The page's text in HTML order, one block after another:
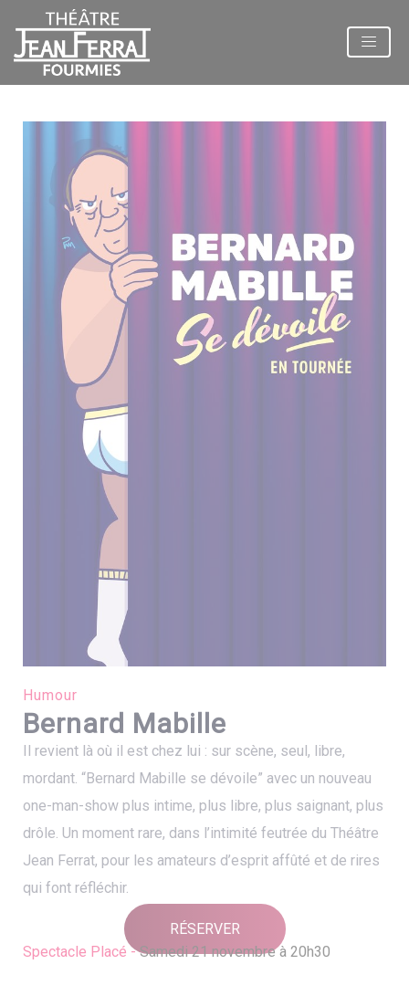
Humour
Bernard Mabille
Il revient là où il est chez lui : sur scène, seul, libre,
mordant. “Bernard Mabille se dévoile” avec un nouveau
one-man-show plus intime, plus libre, plus saignant, plus
drôle. Un moment rare, dans l’intimité feutrée du Théâtre
Jean Ferrat, pour les amateurs d’esprit affûté et de rires
qui font réfléchir.
RÉSERVER
Spectacle Placé -Samedi 21 novembre à 20h30
Panneau de gestion des cookies